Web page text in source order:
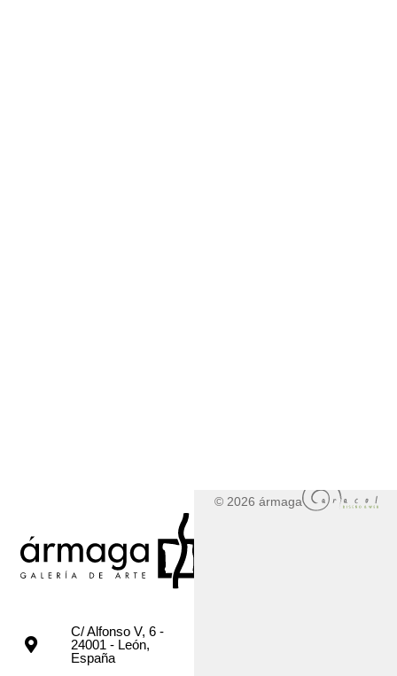
C/ Alfonso V, 6 -
24001 - León,
España
© 2026 ármaga